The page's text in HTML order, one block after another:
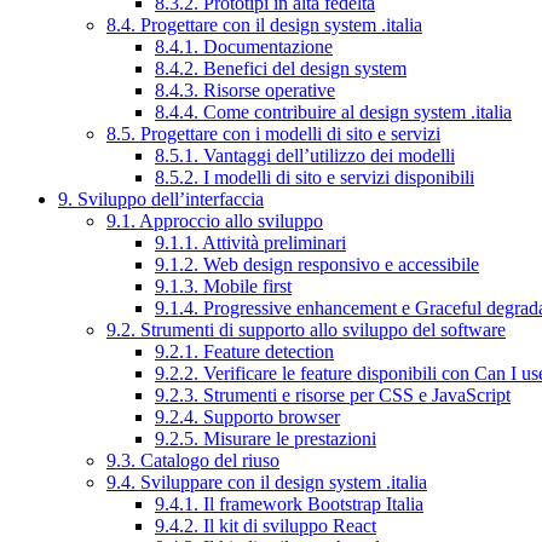
8.4. Progettare con il design system .italia
8.4.1. Documentazione
8.4.2. Benefici del design system
8.4.3. Risorse operative
8.4.4. Come contribuire al design system .italia
8.5. Progettare con i modelli di sito e servizi
8.5.1. Vantaggi dell’utilizzo dei modelli
8.5.2. I modelli di sito e servizi disponibili
9. Sviluppo dell’interfaccia
9.1. Approccio allo sviluppo
9.1.1. Attività preliminari
9.1.2. Web design responsivo e accessibile
9.1.3. Mobile first
9.1.4. Progressive enhancement e Graceful
9.2. Strumenti di supporto allo sviluppo del software
9.2.1. Feature detection
9.2.2. Verificare le feature disponibili con Can I
9.2.3. Strumenti e risorse per CSS e JavaScript
9.2.4. Supporto browser
9.2.5. Misurare le prestazioni
9.3. Catalogo del riuso
9.4. Sviluppare con il design system .italia
9.4.1. Il framework Bootstrap Italia
9.4.2. Il kit di sviluppo React